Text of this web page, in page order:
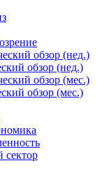
обзор (нед.)
обзор (нед.)
обзор (мес.)
обзор (мес.)
сектор